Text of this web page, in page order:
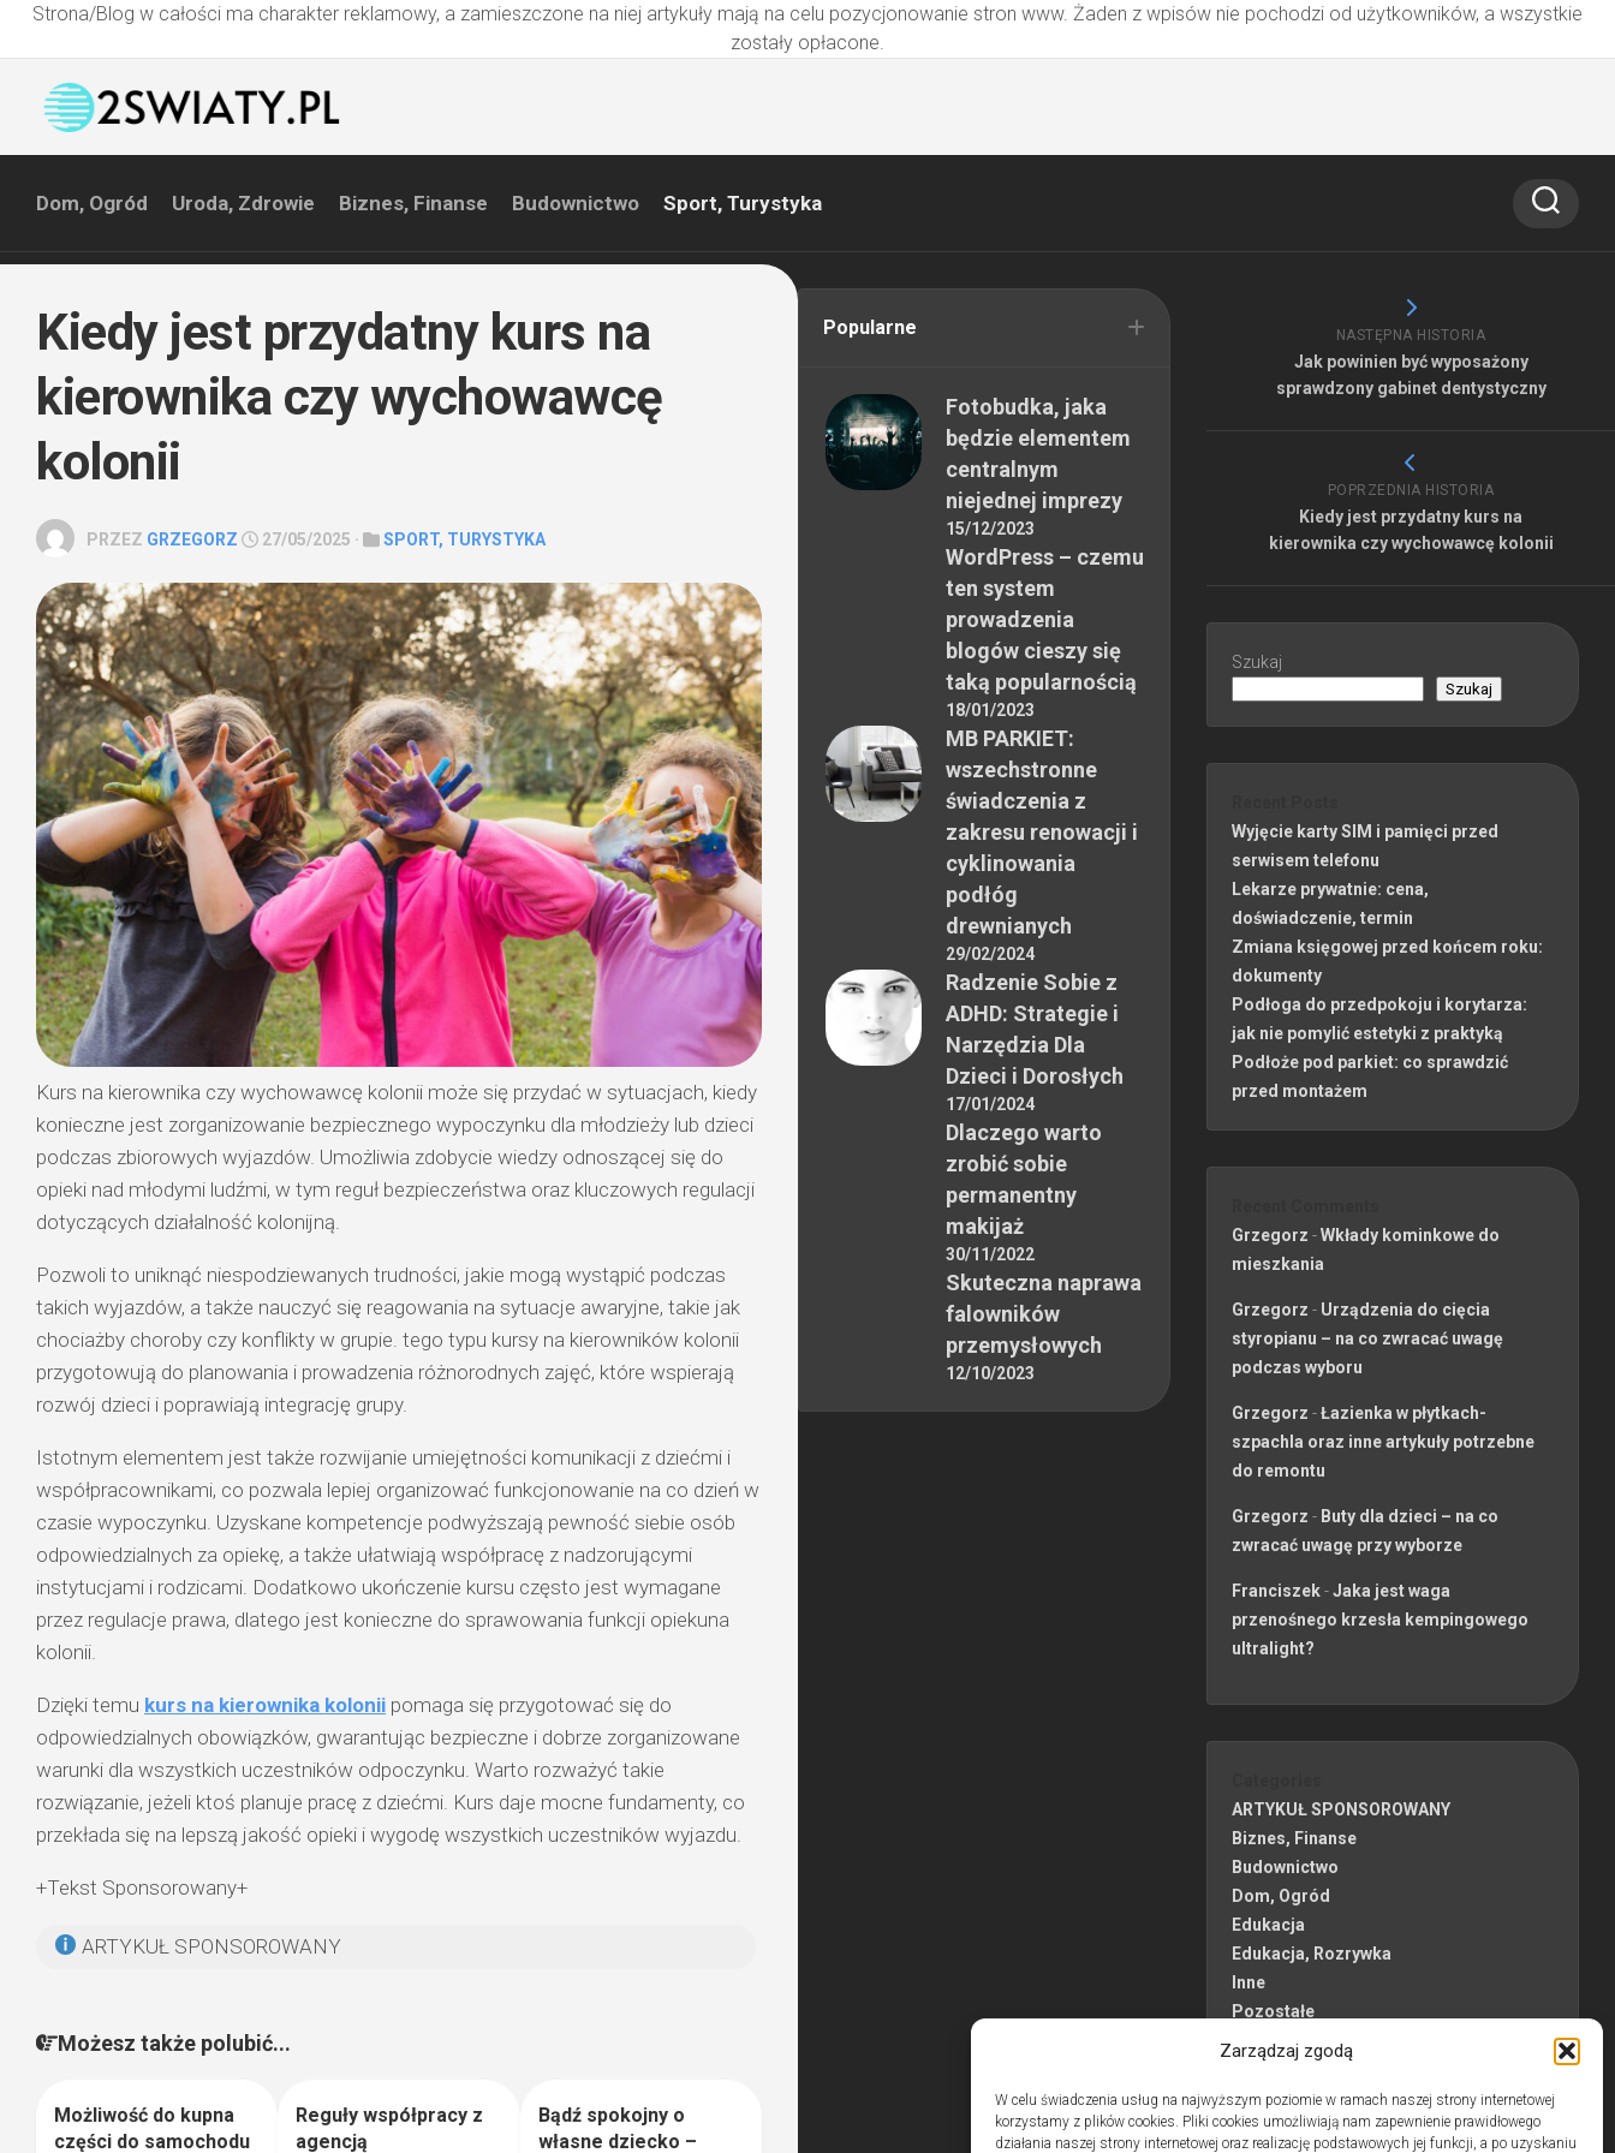
Zarządzaj zgodą
W celu świadczenia usług na najwyższym poziomie w ramach naszej strony internetowej
korzystamy z plików cookies. Pliki cookies umożliwiają nam zapewnienie prawidłowego
działania naszej strony internetowej oraz realizację podstawowych jej funkcji, a po uzyskaniu
Strona/Blog w całości ma charakter reklamowy, a zamieszczone na niej artykuły mają na celu pozycjonowanie stron www. Żaden z wpisów nie pochodzi od użytkowników, a wszystkie
zostały opłacone.
Dom, Ogród Uroda, Zdrowie Biznes, Finanse Budownictwo Sport, Turystyka
Kiedy jest przydatny kurs na
kierownika czy wychowawcę
kolonii
PRZEZ GRZEGORZ 27/05/2025 · SPORT, TURYSTYKA
Kurs na kierownika czy wychowawcę kolonii może się przydać w sytuacjach, kiedy
konieczne jest zorganizowanie bezpiecznego wypoczynku dla młodzieży lub dzieci
podczas zbiorowych wyjazdów. Umożliwia zdobycie wiedzy odnoszącej się do
opieki nad młodymi ludźmi, w tym reguł bezpieczeństwa oraz kluczowych regulacji
dotyczących działalność kolonijną.
Pozwoli to uniknąć niespodziewanych trudności, jakie mogą wystąpić podczas
takich wyjazdów, a także nauczyć się reagowania na sytuacje awaryjne, takie jak
chociażby choroby czy konflikty w grupie. tego typu kursy na kierowników kolonii
przygotowują do planowania i prowadzenia różnorodnych zajęć, które wspierają
rozwój dzieci i poprawiają integrację grupy.
Istotnym elementem jest także rozwijanie umiejętności komunikacji z dziećmi i
współpracownikami, co pozwala lepiej organizować funkcjonowanie na co dzień w
czasie wypoczynku. Uzyskane kompetencje podwyższają pewność siebie osób
odpowiedzialnych za opiekę, a także ułatwiają współpracę z nadzorującymi
instytucjami i rodzicami. Dodatkowo ukończenie kursu często jest wymagane
przez regulacje prawa, dlatego jest konieczne do sprawowania funkcji opiekuna
kolonii.
Dzięki temu kurs na kierownika kolonii pomaga się przygotować się do
odpowiedzialnych obowiązków, gwarantując bezpieczne i dobrze zorganizowane
warunki dla wszystkich uczestników odpoczynku. Warto rozważyć takie
rozwiązanie, jeżeli ktoś planuje pracę z dziećmi. Kurs daje mocne fundamenty, co
przekłada się na lepszą jakość opieki i wygodę wszystkich uczestników wyjazdu.
+Tekst Sponsorowany+
ARTYKUŁ SPONSOROWANY
Możesz także polubić...
Możliwość do kupna
części do samochodu
Reguły współpracy z
agencją
Bądź spokojny o
własne dziecko –
NASTĘPNA HISTORIA
Jak powinien być wyposażony
sprawdzony gabinet dentystyczny
POPRZEDNIA HISTORIA
Kiedy jest przydatny kurs na
kierownika czy wychowawcę kolonii
Szukaj
Szukaj
Wyjęcie karty SIM i pamięci przed
serwisem telefonu
Lekarze prywatnie: cena,
doświadczenie, termin
Zmiana księgowej przed końcem roku:
dokumenty
Podłoga do przedpokoju i korytarza:
jak nie pomylić estetyki z praktyką
Podłoże pod parkiet: co sprawdzić
przed montażem
Grzegorz -Wkłady kominkowe do
mieszkania
Grzegorz - Urządzenia do cięcia
styropianu – na co zwracać uwagę
podczas wyboru
Grzegorz -Łazienka w płytkach-
szpachla oraz inne artykuły potrzebne
do remontu
Grzegorz - Buty dla dzieci – na co
zwracać uwagę przy wyborze
Franciszek-Jaka jest waga
przenośnego krzesła kempingowego
ultralight?
ARTYKUŁ SPONSOROWANY
Biznes, Finanse
Budownictwo
Dom, Ogród
Edukacja
Edukacja, Rozrywka
Inne
Pozostałe
Sport, Turystyka
Usługi
Popularne
Fotobudka, jaka
będzie elementem
centralnym
niejednej imprezy
15/12/2023
WordPress – czemu
ten system
prowadzenia
blogów cieszy się
taką popularnością
18/01/2023
MB PARKIET:
wszechstronne
świadczenia z
zakresu renowacji i
cyklinowania
podłóg
drewnianych
29/02/2024
Radzenie Sobie z
ADHD: Strategie i
Narzędzia Dla
Dzieci i Dorosłych
17/01/2024
Dlaczego warto
zrobić sobie
permanentny
makijaż
30/11/2022
Skuteczna naprawa
falowników
przemysłowych
12/10/2023